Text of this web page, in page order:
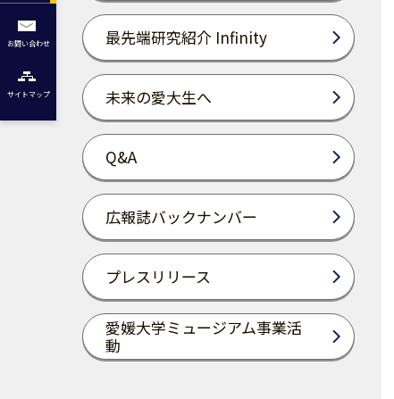
お問い合わせ
サイトマップ
最先端研究紹介 Infinity
未来の愛大生へ
Q&A
広報誌バックナンバー
プレスリリース
愛媛大学ミュージアム事業活
動